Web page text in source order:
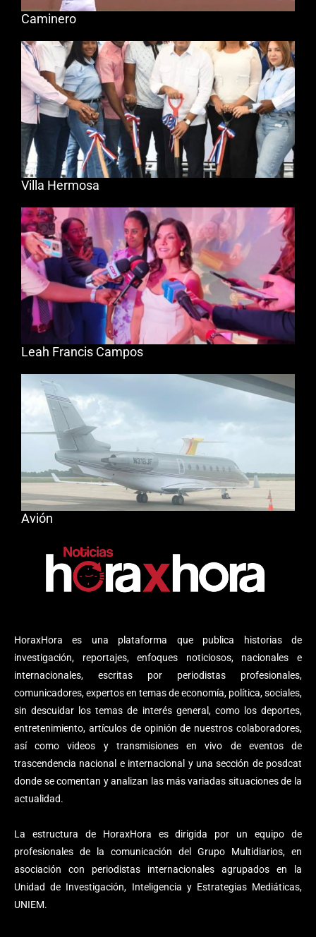
HoraxHora es una plataforma que publica historias de
investigación, reportajes, enfoques noticiosos, nacionales e
internacionales, escritas por periodistas profesionales,
comunicadores, expertos en temas de economía, política, sociales,
sin descuidar los temas de interés general, como los deportes,
entretenimiento, artículos de opinión de nuestros colaboradores,
así como videos y transmisiones en vivo de eventos de
trascendencia nacional e internacional y una sección de posdcat
donde se comentan y analizan las más variadas situaciones de la
actualidad.
La estructura de HoraxHora es dirigida por un equipo de
profesionales de la comunicación del Grupo Multidiarios, en
asociación con periodistas internacionales agrupados en la
Unidad de Investigación, Inteligencia y Estrategias Mediáticas,
UNIEM.
Caminero
Villa Hermosa
Leah Francis Campos
Avión